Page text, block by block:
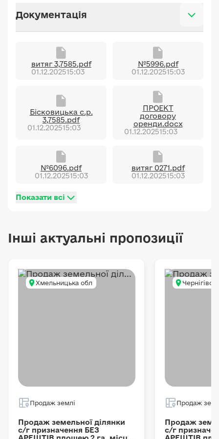
Документація
витяг 3,7585.pdf
01.12.202515:03
№5996.pdf
01.12.202515:03
Бісковицька с.р.
3,7585.pdf
01.12.202515:03
ПРОЕКТ
договору
оренди.docx
01.12.202515:03
№6096.pdf
01.12.202515:03
витяг 0271.pdf
01.12.202515:03
Показати всі
Інші актуальні пропозиції
Хмельницька обл
Продаж землі
Продаж земельної ділянки
с/г призначення БЕЗ
Продаж
Продаж
с/г